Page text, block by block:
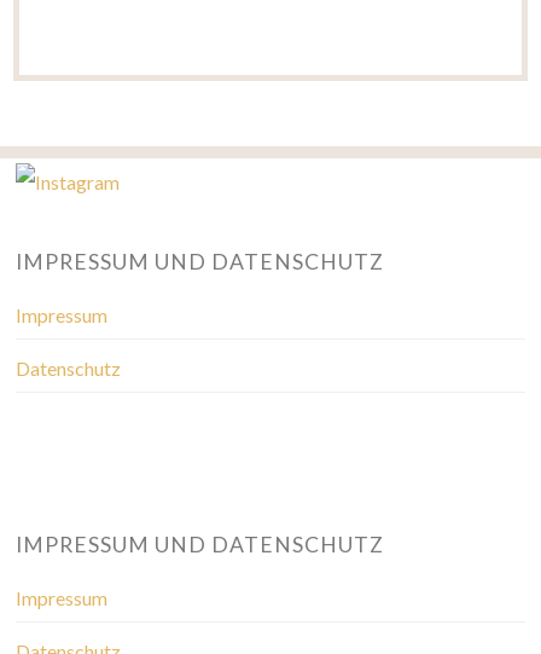
IMPRESSUM UND DATENSCHUTZ
Impressum
Datenschutz
IMPRESSUM UND DATENSCHUTZ
Impressum